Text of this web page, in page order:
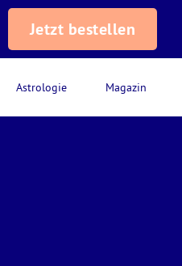
Astrologie Magazin
Jetzt bestellen